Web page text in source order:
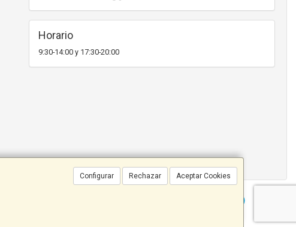
Configurar Rechazar Aceptar Cookies
Horario
9:30-14:00 y 17:30-20:00